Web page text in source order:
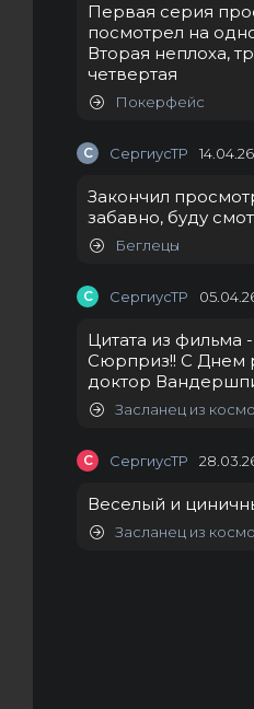
Первая серия
посмотрел на
Вторая неплоха,
четвертая
Покерфейс
С СергиусТР 14.04.26
Закончил
забавно, буду
Беглецы
С СергиусТР
Цитата из фильма
Сюрприз!! С Днем
доктор
Засланец из
С СергиусТР
Веселый и
Засланец из